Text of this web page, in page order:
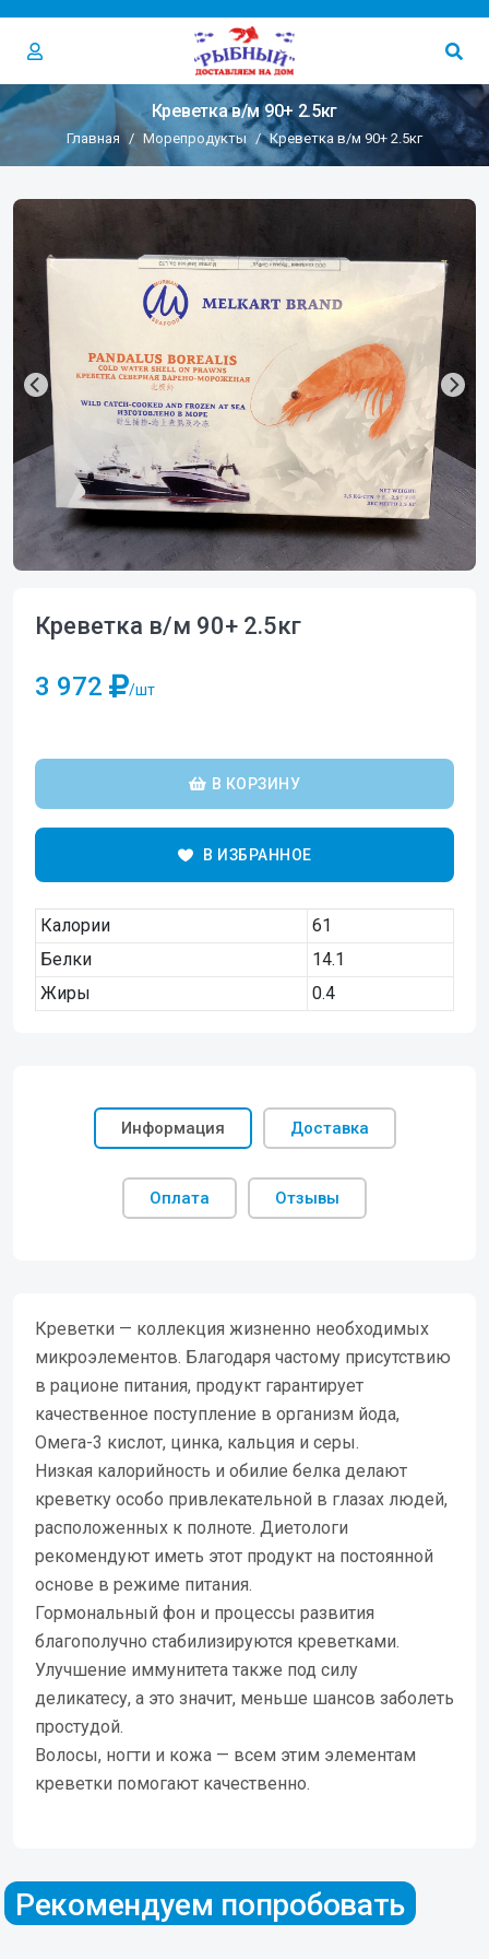
Креветка в/м 90+ 2.5кг
Главная Морепродукты Креветка в/м 90+ 2.5кг
Креветка в/м 90+ 2.5кг
3 972 /шт
В КОРЗИНУ
В ИЗБРАННОЕ
Калории
61
Белки
14.1
Жиры
0.4
Информация Доставка
Оплата Отзывы
Креветки — коллекция жизненно необходимых
микроэлементов. Благодаря частому присутствию
в рационе питания, продукт гарантирует
качественное поступление в организм йода,
Омега-3 кислот, цинка, кальция и серы.
Низкая калорийность и обилие белка делают
креветку особо привлекательной в глазах людей,
расположенных к полноте. Диетологи
рекомендуют иметь этот продукт на постоянной
основе в режиме питания.
Гормональный фон и процессы развития
благополучно стабилизируются креветками.
Улучшение иммунитета также под силу
деликатесу, а это значит, меньше шансов заболеть
простудой.
Волосы, ногти и кожа — всем этим элементам
креветки помогают качественно.
Рекомендуем попробовать